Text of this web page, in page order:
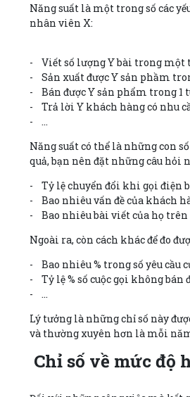
Năng suất là một trong số các
nhân viên X:
- Viết số lượng Y bài trong một
- Sản xuất được Y sản phầm
- Bán được Y sản phẩm trong 1
- Trả lời Y khách hàng có nhu
- …
Năng suất có thể là những con
quả, bạn nên đặt những câu hỏi
- Tỷ lệ chuyển đổi khi gọi điện
- Bao nhiêu vấn đề của khách
- Bao nhiêu bài viết của họ trên
Ngoài ra, còn cách khác để đo
- Bao nhiêu % trong số yêu cầu
- Tỷ lệ % số cuộc gọi không bán
- …
Lý tưởng là những chỉ số này
và thường xuyên hơn là mỗi
Chỉ số về mức độ